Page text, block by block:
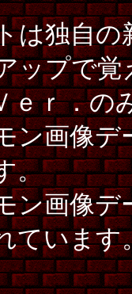
は独自
ップで
ｅｒ．の
ン画像
。
ン画像
ています